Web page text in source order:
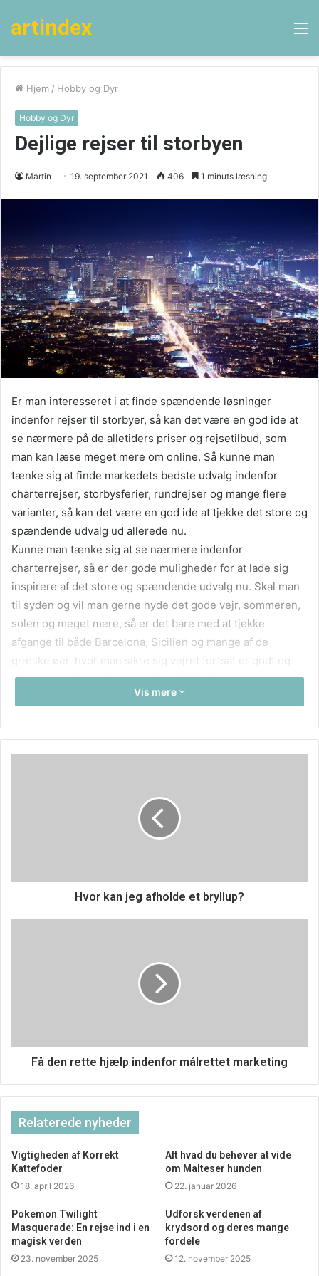
artindex
Hjem / Hobby og Dyr
Hobby og Dyr
Dejlige rejser til storbyen
Martin 19. september 2021 406 1 minuts læsning
Er man interesseret i at finde spændende løsninger
indenfor rejser til storbyer, så kan det være en god ide at
se nærmere på de alletiders priser og rejsetilbud, som
man kan læse meget mere om online. Så kunne man
tænke sig at finde markedets bedste udvalg indenfor
charterrejser, storbysferier, rundrejser og mange flere
varianter, så kan det være en god ide at tjekke det store og
spændende udvalg ud allerede nu.
Kunne man tænke sig at se nærmere indenfor
charterrejser, så er der gode muligheder for at lade sig
inspirere af det store og spændende udvalg nu. Skal man
til syden og vil man gerne nyde det gode vejr, sommeren,
solen og meget mere, så er det bare med at tjekke
afgange til både Barcelona, Sicilien og mange af de
græske øer, hvor man sikre sig vejret fortsat er godt og
der er varmt hele dagen og aften. Tjek de mange gode
rejsemuligheder ud allerede i dag. Slå til nu.
Vis mere
Hvor kan jeg afholde et bryllup?
Få den rette hjælp indenfor målrettet marketing
Relaterede nyheder
Vigtigheden af Korrekt
Kattefoder
18. april 2026
Alt hvad du behøver at vide
om Malteser hunden
22. januar 2026
Pokemon Twilight
Masquerade: En rejse ind i en
magisk verden
23. november 2025
Udforsk verdenen af
krydsord og deres mange
fordele
12. november 2025